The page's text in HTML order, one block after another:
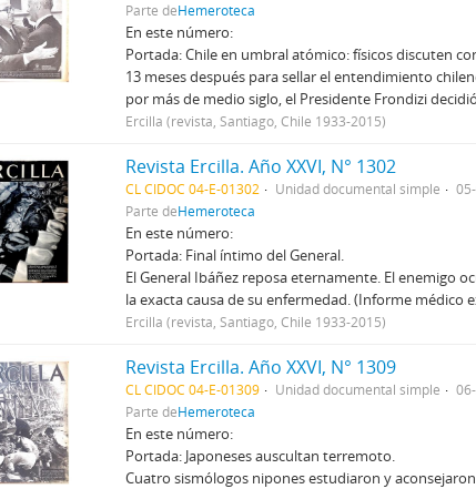
Parte deHemeroteca
En este número:
Portada: Chile en umbral atómico: físicos discuten
13 meses después para sellar el entendimiento
por más de medio siglo, el Presidente Frondizi
Ercilla (revista, Santiago, Chile 1933-2015)
Revista Ercilla. Año XXVI, N° 1302
CL CIDOC 04-E-01302 Unidad documental simple
Parte deHemeroteca
En este número:
Portada: Final íntimo del General.
El General Ibáñez reposa eternamente. El enemigo
la exacta causa de su enfermedad. (Informe médico
Ercilla (revista, Santiago, Chile 1933-2015)
Revista Ercilla. Año XXVI, N° 1309
CL CIDOC 04-E-01309 Unidad documental simple
Parte deHemeroteca
En este número:
Portada: Japoneses auscultan terremoto.
Cuatro sismólogos nipones estudiaron y